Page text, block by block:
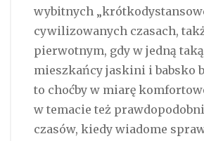
wybitnych
cywilizowanych czasach,
pierwotnym, gdy w jedną
mieszkańcy jaskini i babsko
to choćby w miarę
w temacie też
czasów, kiedy wiadome